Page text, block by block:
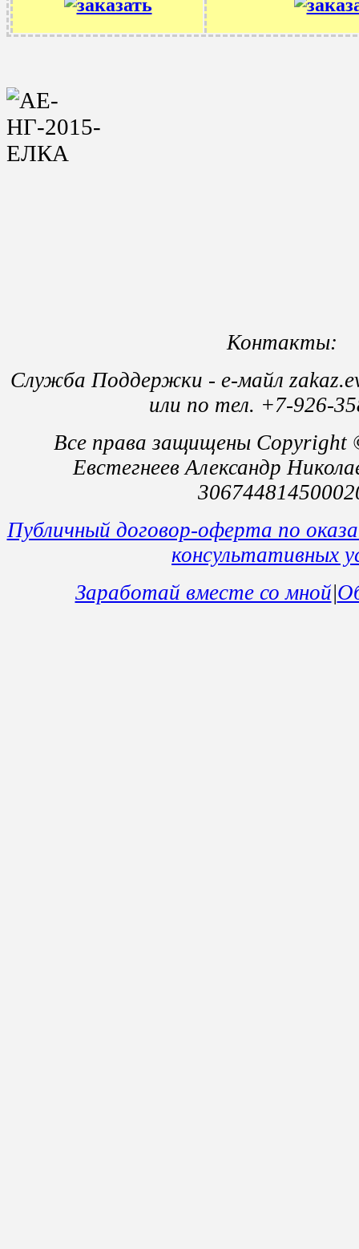
Контакты:
Служба Поддержки - е-майл
или по тел. +7-926-
Все права защищены
Евстегнеев Александр
Публичный договор-оферта по
консультативных
Заработай вместе со мной|